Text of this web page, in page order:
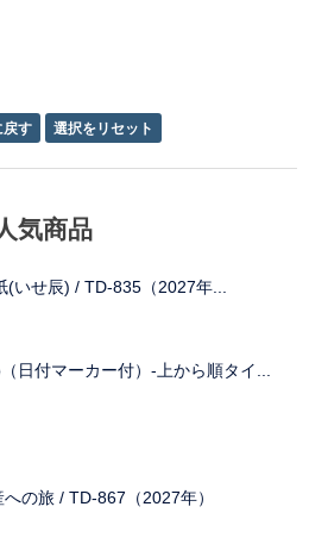
気商品
(いせ辰) / TD-835（2027年...
日付マーカー付）-上から順タイ...
の旅 / TD-867（2027年）